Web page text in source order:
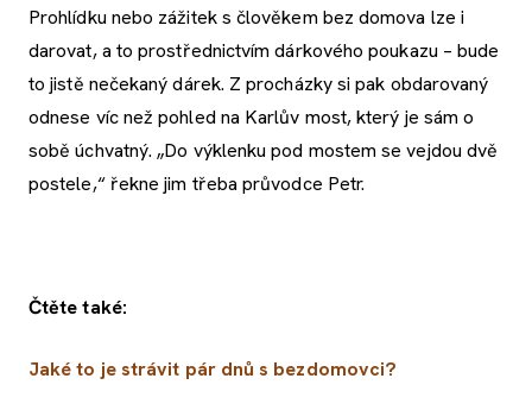
Prohlídku nebo zážitek s člověkem bez domova lze i
darovat, a to prostřednictvím dárkového poukazu – bude
to jistě nečekaný dárek. Z procházky si pak obdarovaný
odnese víc než pohled na Karlův most, který je sám o
sobě úchvatný. „Do výklenku pod mostem se vejdou dvě
postele,“ řekne jim třeba průvodce Petr.
Čtěte také:
Jaké to je strávit pár dnů s bezdomovci?